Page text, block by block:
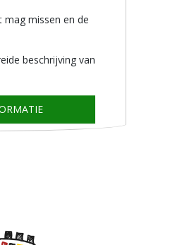
mag missen en de
beschrijving van